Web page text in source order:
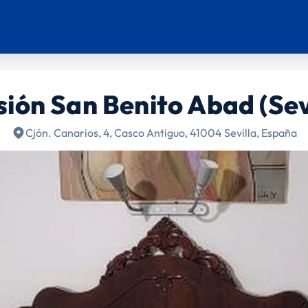
San Benito Abad
Cjón. Canarios, 4, Casco Antiguo, 41004 Sevilla, España